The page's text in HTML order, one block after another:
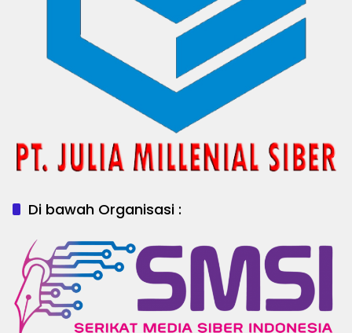
Di bawah Organisasi :